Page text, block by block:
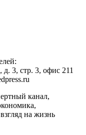
д. 3, стр. 3, офис 211
канал,
на жизнь